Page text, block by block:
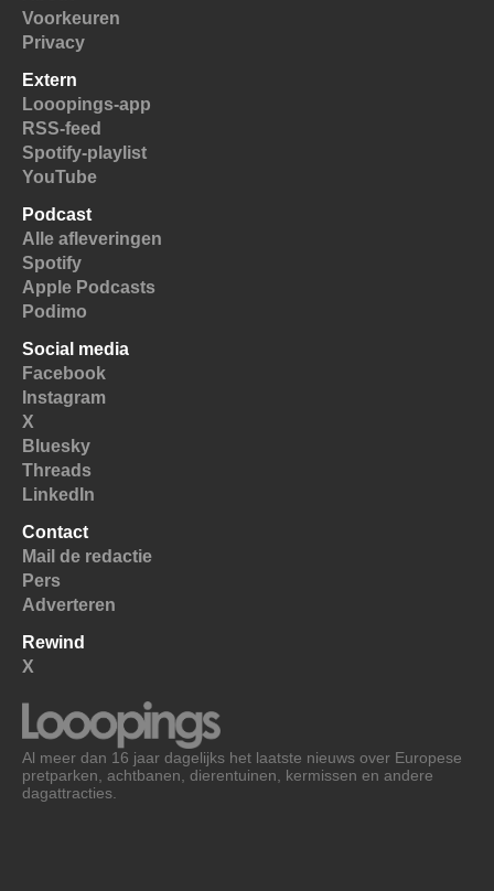
Voorkeuren
Privacy
Extern
Looopings-app
RSS-feed
Spotify-playlist
YouTube
Podcast
Alle afleveringen
Spotify
Apple Podcasts
Podimo
Social media
Facebook
Instagram
X
Bluesky
Threads
LinkedIn
Contact
Mail de redactie
Pers
Adverteren
Rewind
X
Al meer dan 16 jaar dagelijks het laatste nieuws over Europese
pretparken, achtbanen, dierentuinen, kermissen en andere
dagattracties.